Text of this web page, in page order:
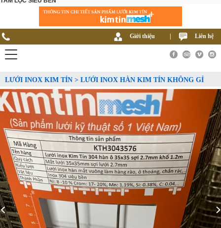
Giới thiệu Liên hệ
LƯỚI INOX KIM TÍN > LƯỚI INOX HÀN KIM TÍN KHÔNG GỈ